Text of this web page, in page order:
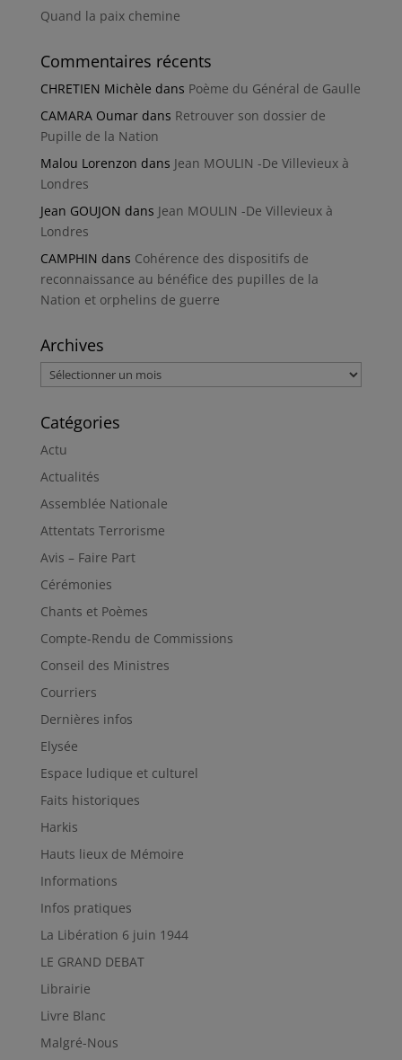
Quand la paix chemine
Commentaires récents
CHRETIEN Michèle dans Poème du Général de Gaulle
CAMARA Oumardans Retrouver son dossier de
Pupille de la Nation
Malou Lorenzon dans Jean MOULIN -De Villevieux à
Londres
Jean GOUJON dans Jean MOULIN -De Villevieux à
Londres
CAMPHIN dans Cohérence des dispositifs de
reconnaissance au bénéfice des pupilles de la
Nation et orphelins de guerre
Archives
Archives
Catégories
Actu
Actualités
Assemblée Nationale
Attentats Terrorisme
Avis – Faire Part
Cérémonies
Chants et Poèmes
Compte-Rendu de Commissions
Conseil des Ministres
Courriers
Dernières infos
Elysée
Espace ludique et culturel
Faits historiques
Harkis
Hauts lieux de Mémoire
Informations
Infos pratiques
La Libération 6 juin 1944
LE GRAND DEBAT
Librairie
Livre Blanc
Malgré-Nous